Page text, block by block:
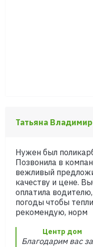
Татьяна
Нужен был
Позвонила в
вежливый
качеству и цене.
оплатила
погоды чтобы
рекомендую, норм
Центр дом
Благодарим вас